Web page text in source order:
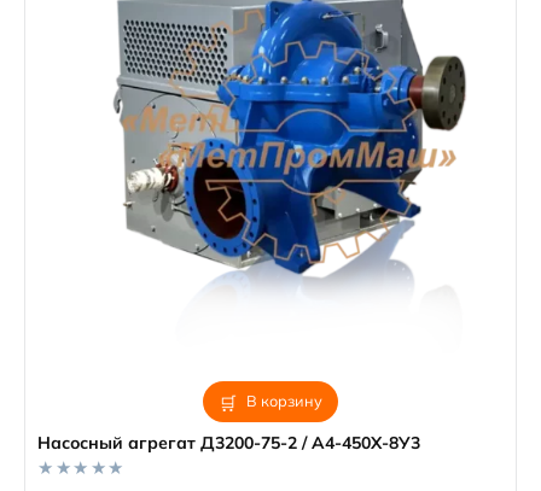
В корзину
Насосный агрегат Д3200-75-2 / А4-450Х-8У3